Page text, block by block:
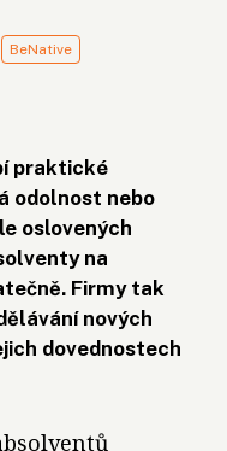
BeNative
praktické
odolnost nebo
oslovených
na
Firmy tak
nových
dovednostech